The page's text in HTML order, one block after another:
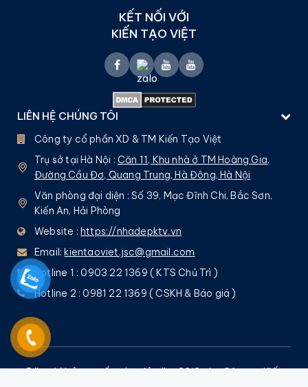
KẾT NỐI VỚI
KIẾN TẠO VIỆT
LIÊN HỆ CHÚNG TÔI
Công ty cổ phần XD & TM Kiến Tạo Việt
Trụ sở tại Hà Nội : Căn 11, Khu nhà ở TM Hoàng Gia,
Đường Cầu Đơ, Quang Trung, Hà Đông, Hà Nội
Văn phòng đại diện : Số 39, Mạc Đĩnh Chi, Bắc Sơn,
Kiến An, Hải Phòng
Website : https://nhadepktv.vn
Email:kientaoviet.jsc@gmail.com
Hotline 1 : 0903 22 1369 ( KTS Chủ Trì )
Hotline 2 : 0981 22 1369 ( CSKH & Báo giá )
Đăng kí bản quyền tác giả năm 2013 cho Công ty Kiến